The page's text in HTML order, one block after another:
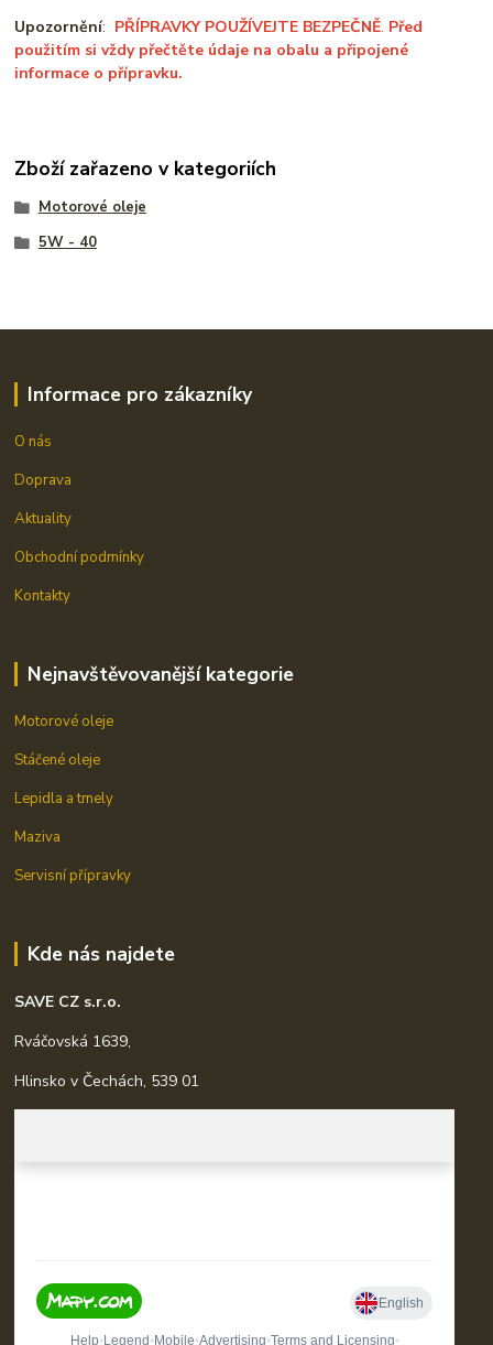
Upozornění: PŘÍPRAVKY POUŽÍVEJTE BEZPEČNĚ. Před
použitím si vždy přečtěte údaje na obalu a připojené
informace o přípravku.
Zboží zařazeno v kategoriích
Motorové oleje
5W - 40
Informace pro zákazníky
O nás
Doprava
Aktuality
Obchodní podmínky
Kontakty
Nejnavštěvovanější kategorie
Motorové oleje
Stáčené oleje
Lepidla a tmely
Maziva
Servisní přípravky
Kde nás najdete
SAVE CZ s.r.o.
Rváčovská 1639,
Hlinsko v Čechách, 539 01